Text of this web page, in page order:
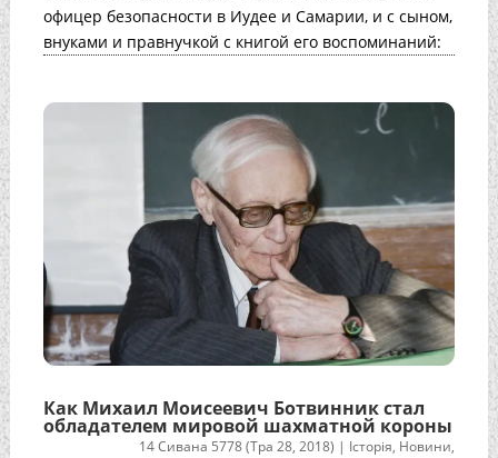
офицер безопасности в Иудее и Самарии, и с сыном,
внуками и правнучкой с книгой его воспоминаний:
Как Михаил Моисеевич Ботвинник стал
обладателем мировой шахматной короны
14 Сивана 5778 (Тра 28, 2018) | Історія, Новини,